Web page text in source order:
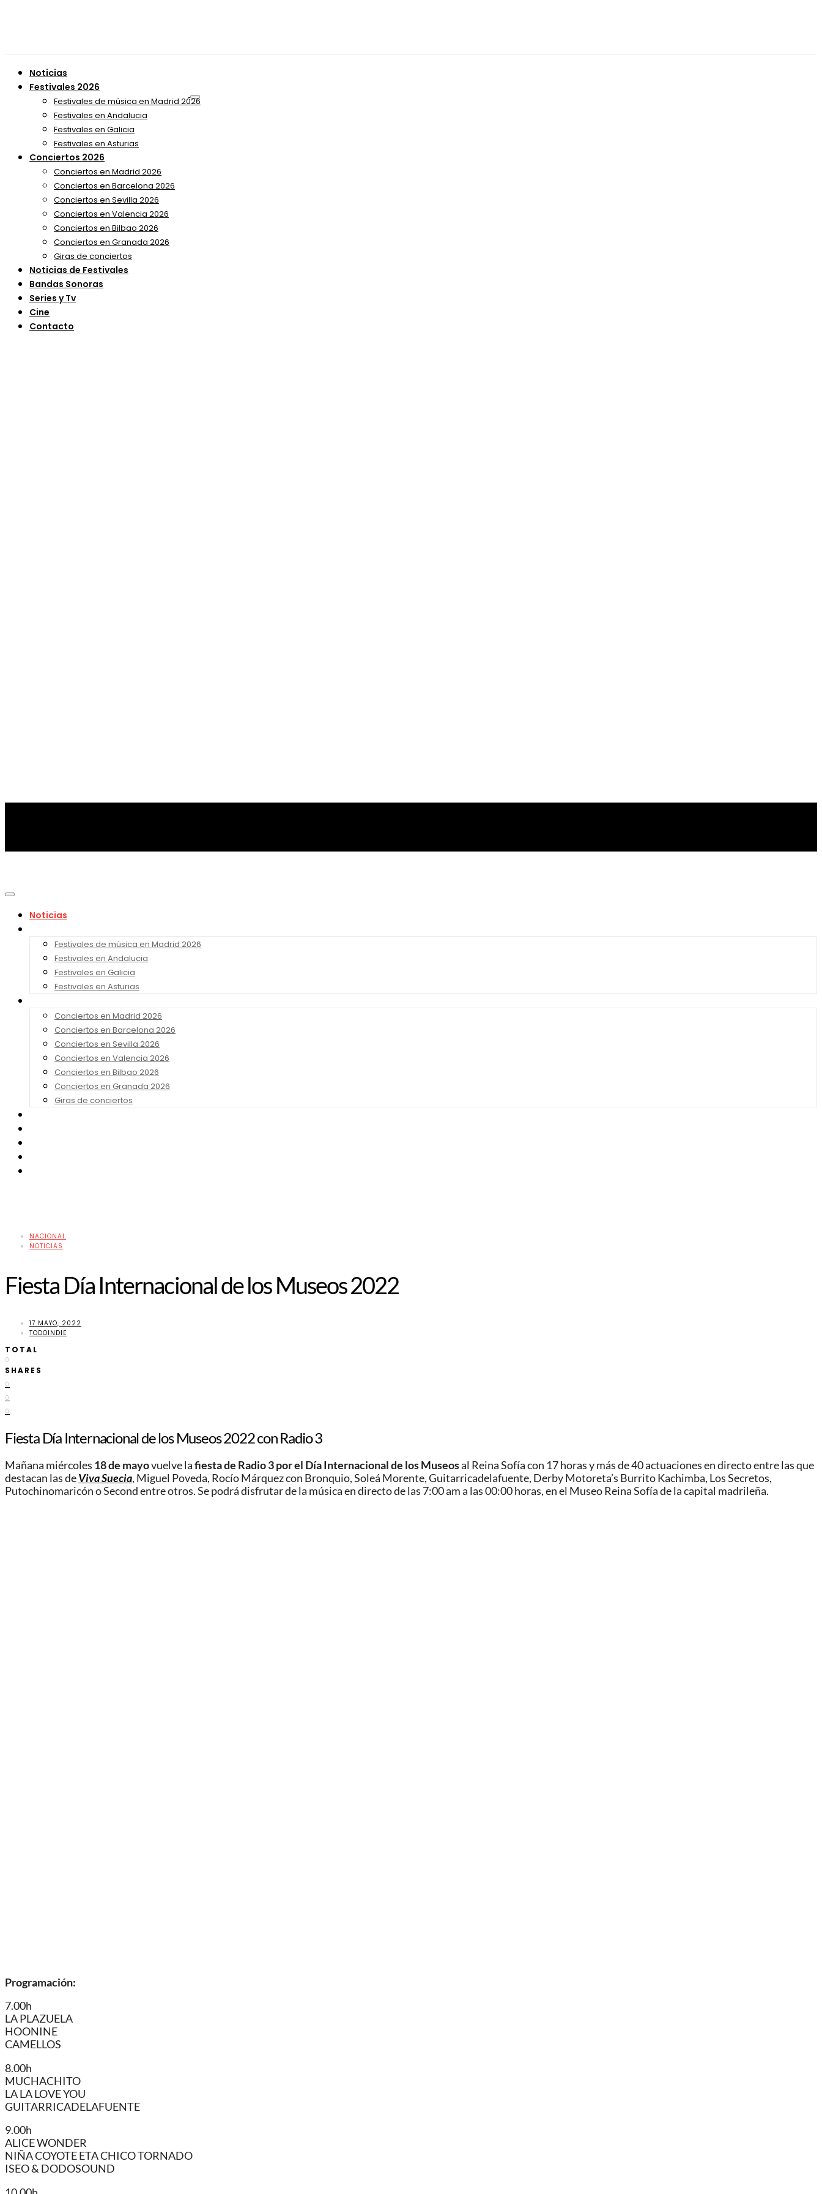
Noticias
Festivales 2026
Festivales de música en Madrid 2026
Festivales en Andalucia
Festivales en Galicia
Festivales en Asturias
Conciertos 2026
Conciertos en Madrid 2026
Conciertos en Barcelona 2026
Conciertos en Sevilla 2026
Conciertos en Valencia 2026
Conciertos en Bilbao 2026
Conciertos en Granada 2026
Giras de conciertos
Noticias de Festivales
Bandas Sonoras
Series y Tv
Cine
Contacto
Noticias
Festivales de música en Madrid 2026
Festivales en Andalucia
Festivales en Galicia
Festivales en Asturias
Conciertos en Madrid 2026
Conciertos en Barcelona 2026
Conciertos en Sevilla 2026
Conciertos en Valencia 2026
Conciertos en Bilbao 2026
Conciertos en Granada 2026
Giras de conciertos
NACIONAL
NOTICIAS
Fiesta Día Internacional de los Museos 2022
17 MAYO, 2022
TODOINDIE
TOTAL
0
SHARES
0
0
0
Fiesta Día Internacional de los Museos 2022 con Radio 3
Mañana miércoles 18 de mayovuelve lafiesta de Radio 3 por el Día Internacional de los Museosal Reina Sofía con 17 horas y más de 40 actuaciones en directo entre las que
destacan las deViva Suecia, Miguel Poveda, Rocío Márquez con Bronquio, Soleá Morente, Guitarricadelafuente, Derby Motoreta’s Burrito Kachimba, Los Secretos,
Putochinomaricón o Second entre otros. Se podrá disfrutar de la música en directo de las 7:00 am a las 00:00 horas, en el Museo Reina Sofía de la capital madrileña.
Programación:
7.00h
LA PLAZUELA
HOONINE
CAMELLOS
8.00h
MUCHACHITO
LA LA LOVE YOU
GUITARRICADELAFUENTE
9.00h
ALICE WONDER
NIÑA COYOTE ETA CHICO TORNADO
ISEO & DODOSOUND